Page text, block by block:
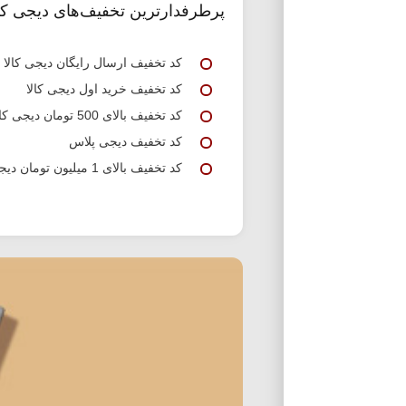
پرطرفدارترین تخفیف‌های دیجی
کد تخفیف ارسال رایگان دیجی کالا
کد تخفیف خرید اول دیجی کالا
کد تخفیف بالای 500 تومان دیجی کالا
کد تخفیف دیجی پلاس
کد تخفیف بالای 1 میلیون تومان دیجی کالا